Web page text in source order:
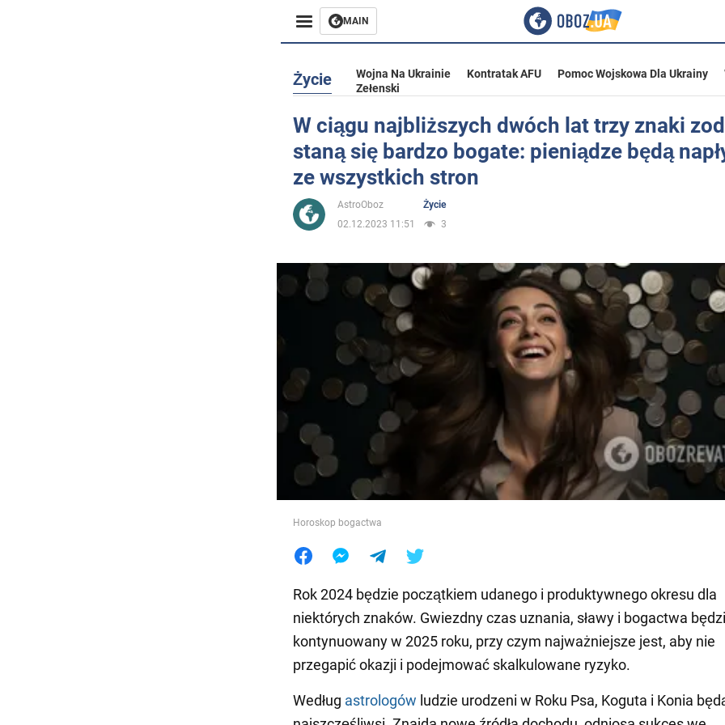
MAIN
Rozrywka
Życie
Polityka
Społeczeństwo
Wojna na Ukrainie
Świat
Jedzenie
Życie Wojna Na Ukrainie Kontratak AFU Pomoc Wojskowa Dla Ukrainy
Zełenski
W ciągu najbliższych dwóch lat trzy znaki
staną się bardzo bogate: pieniądze będą
ze wszystkich stron
AstroOboz
Życie
02.12.2023 11:51
3
Horoskop bogactwa
Rok 2024 będzie początkiem udanego i produktywnego okresu dla
niektórych znaków. Gwiezdny czas uznania, sławy i bogactwa
kontynuowany w 2025 roku, przy czym najważniejsze jest, aby nie
przegapić okazji i podejmować skalkulowane ryzyko.
Według astrologów ludzie urodzeni w Roku Psa, Koguta i Konia